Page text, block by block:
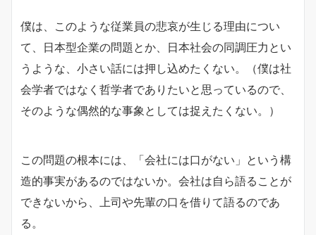
僕は、このような従業員の悲哀が生じる理由につい
て、日本型企業の問題とか、日本社会の同調圧力とい
うような、小さい話には押し込めたくない。（僕は社
会学者ではなく哲学者でありたいと思っているので、
そのような偶然的な事象としては捉えたくない。）
この問題の根本には、「会社には口がない」という構
造的事実があるのではないか。会社は自ら語ることが
できないから、上司や先輩の口を借りて語るのであ
る。